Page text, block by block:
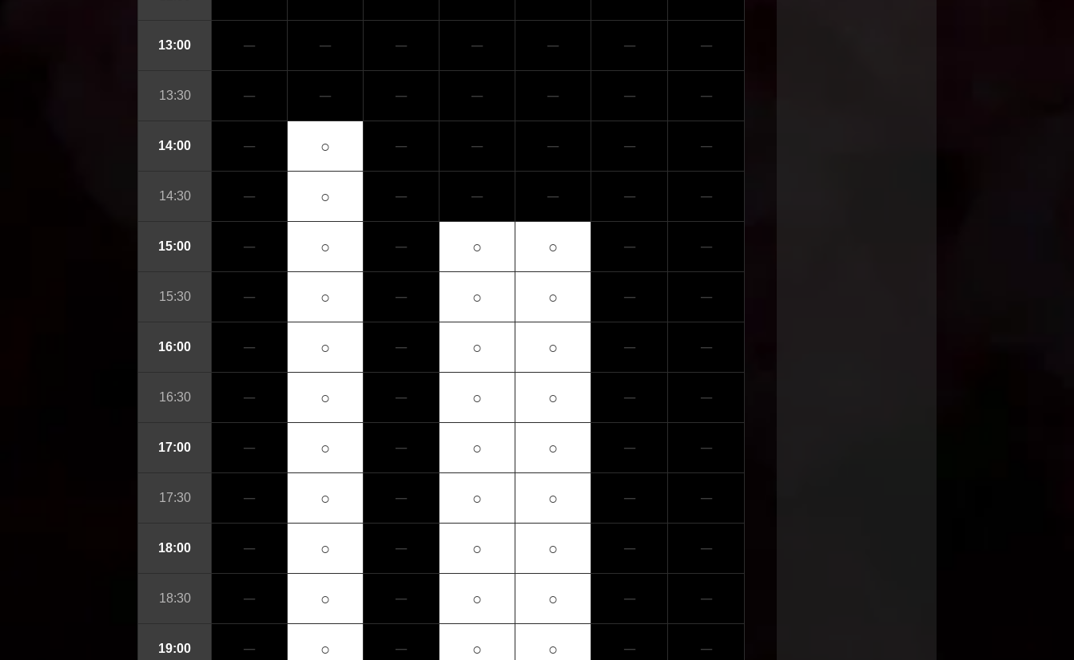
13:00 ─ ─ ─ ─ ─ ─ ─
13:30 ─ ─ ─ ─ ─ ─ ─
14:00 ─ ○ ─ ─ ─ ─ ─
14:30 ─ ○ ─ ─ ─ ─ ─
15:00 ─ ○ ─ ○ ○ ─ ─
15:30 ─ ○ ─ ○ ○ ─ ─
16:00 ─ ○ ─ ○ ○ ─ ─
16:30 ─ ○ ─ ○ ○ ─ ─
17:00 ─ ○ ─ ○ ○ ─ ─
17:30 ─ ○ ─ ○ ○ ─ ─
18:00 ─ ○ ─ ○ ○ ─ ─
18:30 ─ ○ ─ ○ ○ ─ ─
19:00 ─ ○ ─ ○ ○ ─ ─